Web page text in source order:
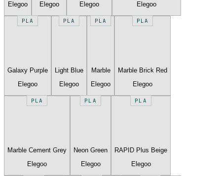
Elegoo
Elegoo
Elegoo
Elegoo
PLA
Galaxy Purple
Elegoo
PLA
Light Blue
Elegoo
PLA
Marble
Elegoo
PLA
Marble Brick Red
Elegoo
PLA
Marble Cement Grey
Elegoo
PLA
Neon Green
Elegoo
PLA
RAPID Plus Beige
Elegoo